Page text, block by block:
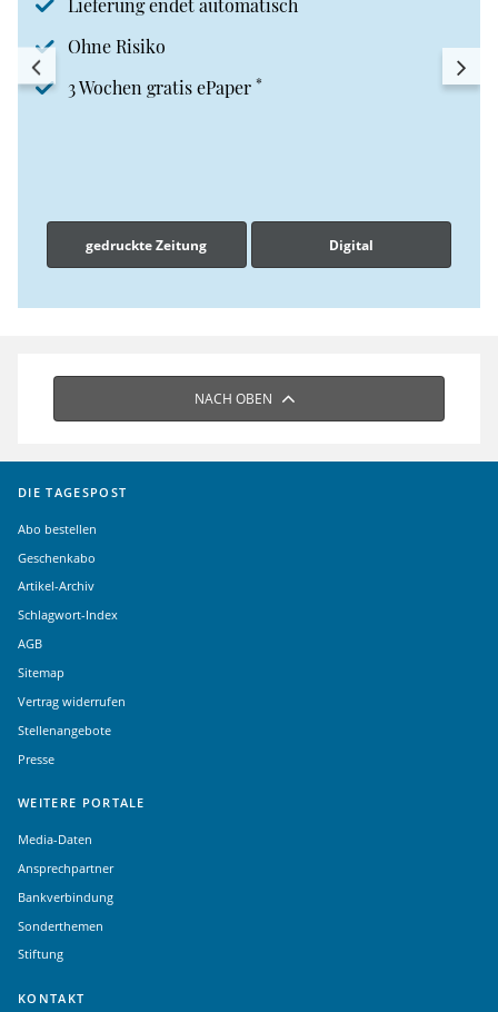
Lieferung endet automatisch
Ohne Risiko
3 Wochen gratis ePaper *
gedruckte Zeitung Digital
NACH OBEN
DIE TAGESPOST
Abo bestellen
Geschenkabo
Artikel-Archiv
Schlagwort-Index
AGB
Sitemap
Vertrag widerrufen
Stellenangebote
Presse
WEITERE PORTALE
Media-Daten
Ansprechpartner
Bankverbindung
Sonderthemen
Stiftung
KONTAKT